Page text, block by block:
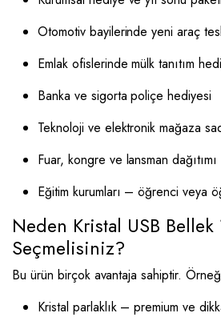
Otomotiv bayilerinde yeni araç
Emlak ofislerinde mülk tanıtım
Banka ve sigorta poliçe hediyesi
Teknoloji ve elektronik mağaza
Fuar, kongre ve lansman dağıtımı
Eğitim kurumları – öğrenci veya
Neden Kristal USB Bellek
Seçmelisiniz?
Bu ürün birçok avantaja sahiptir.
Kristal parlaklık – premium ve